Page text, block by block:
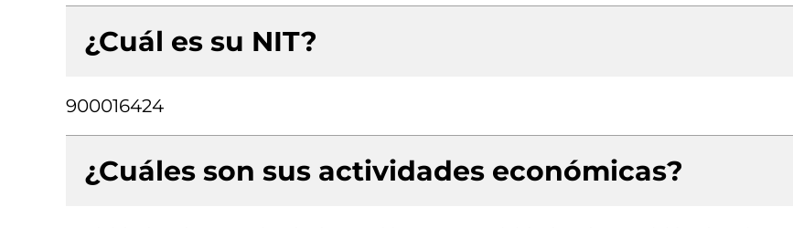
¿Cuál es su NIT?
900016424
¿Cuáles son sus actividades económicas?